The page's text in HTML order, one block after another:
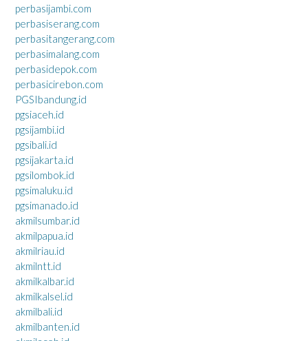
perbasijambi.com
perbasiserang.com
perbasitangerang.com
perbasimalang.com
perbasidepok.com
perbasicirebon.com
PGSIbandung.id
pgsiaceh.id
pgsijambi.id
pgsibali.id
pgsijakarta.id
pgsilombok.id
pgsimaluku.id
pgsimanado.id
akmilsumbar.id
akmilpapua.id
akmilriau.id
akmilntt.id
akmilkalbar.id
akmilkalsel.id
akmilbali.id
akmilbanten.id